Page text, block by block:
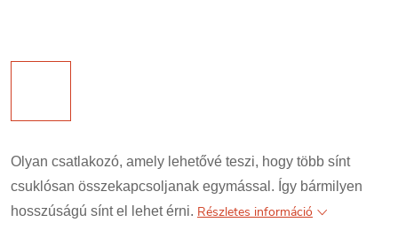
Olyan csatlakozó, amely lehetővé teszi, hogy több sínt
csuklósan összekapcsoljanak egymással. Így bármilyen
hosszúságú sínt el lehet érni. Részletes információ